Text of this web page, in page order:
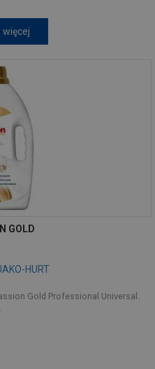
więcej
GOLD
HURT
Gold Professional Universal.